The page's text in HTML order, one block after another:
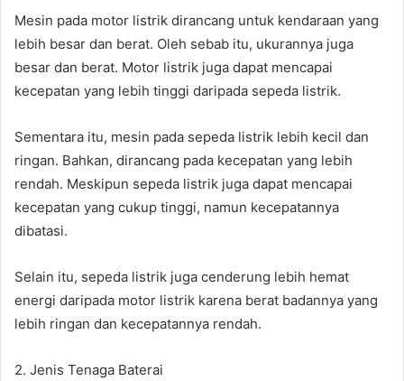
Mesin pada motor listrik dirancang untuk kendaraan yang
lebih besar dan berat. Oleh sebab itu, ukurannya juga
besar dan berat. Motor listrik juga dapat mencapai
kecepatan yang lebih tinggi daripada sepeda listrik.
Sementara itu, mesin pada sepeda listrik lebih kecil dan
ringan. Bahkan, dirancang pada kecepatan yang lebih
rendah. Meskipun sepeda listrik juga dapat mencapai
kecepatan yang cukup tinggi, namun kecepatannya
dibatasi.
Selain itu, sepeda listrik juga cenderung lebih hemat
energi daripada motor listrik karena berat badannya yang
lebih ringan dan kecepatannya rendah.
2. Jenis Tenaga Baterai